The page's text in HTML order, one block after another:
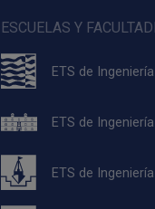
ESCUELAS Y
ETS de
ETS de
ETS de